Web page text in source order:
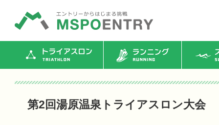
トライアスロン ランニング ス
第2回湯原温泉トライアスロン大会